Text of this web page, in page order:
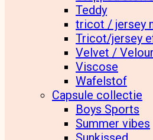
Teddy
tricot / jersey
Tricot/jersey
Velvet /
Viscose
Wafelstof
Capsule collectie
Boys Sports
Summer vibes